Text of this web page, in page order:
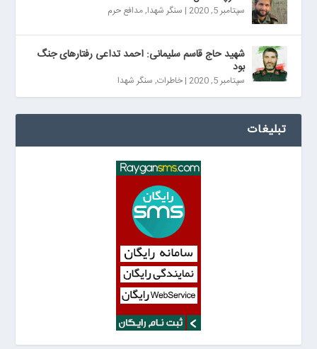
سپتامبر 5, 2020 | سنگر شهدا,مدافع حرم
شهید حاج قاسم سلیمانی: احمد تداعی رفتارهای جنگ
بود
سپتامبر 5, 2020 |خاطرات, سنگر شهدا
تبلیغات